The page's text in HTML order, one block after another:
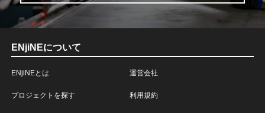
ENjiNEについて
ENjiNEとは
プロジェクトを探す
運営会社
利用規約